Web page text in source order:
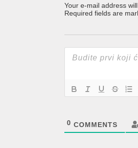
Your e-mail address
Required fields are
0 COMMENTS